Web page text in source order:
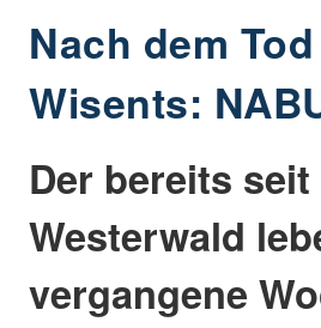
Nach dem
Wisents:
Der bereits
Westerwald
vergangene